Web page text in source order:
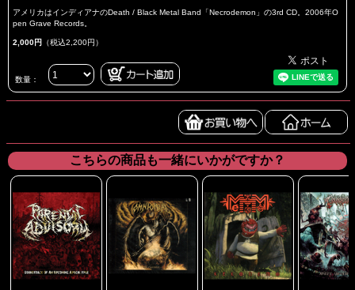
アメリカはインディアナのDeath / Black Metal Band「Necrodemon」の3rd CD。2006年O
pen Grave Records。
2,000円 （税込2,200円）
数量：
こちらの商品も一緒にいかがですか？